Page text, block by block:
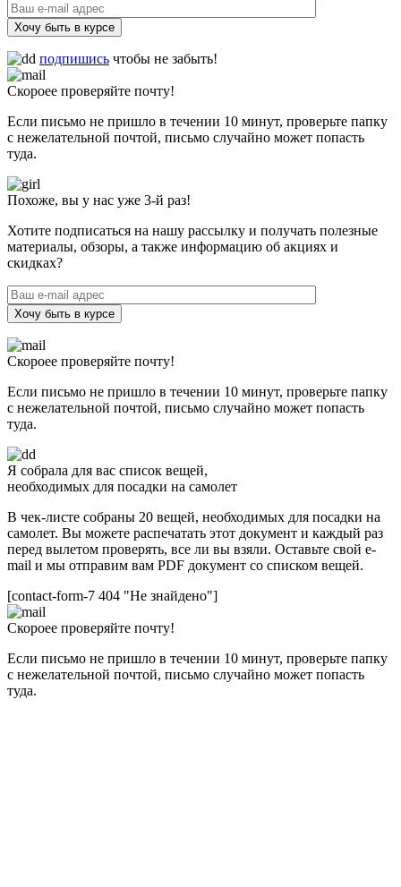
Хочу быть в курсе
подпишись чтобы не забыть!
Скороее проверяйте почту!
Если письмо не пришло в течении 10 минут, проверьте папку
с нежелательной почтой, письмо случайно может попасть
туда.
Похоже, вы у нас уже 3-й раз!
Хотите подписаться на нашу рассылку и получать полезные
материалы, обзоры, а также информацию об акциях и
скидках?
Хочу быть в курсе
Скороее проверяйте почту!
Если письмо не пришло в течении 10 минут, проверьте папку
с нежелательной почтой, письмо случайно может попасть
туда.
Я собрала для вас список вещей,
необходимых для посадки на самолет
В чек-листе собраны 20 вещей, необходимых для посадки на
самолет. Вы можете распечатать этот документ и каждый раз
перед вылетом проверять, все ли вы взяли. Оставьте свой e-
mail и мы отправим вам PDF документ со списком вещей.
[contact-form-7 404 "Не знайдено"]
Скороее проверяйте почту!
Если письмо не пришло в течении 10 минут, проверьте папку
с нежелательной почтой, письмо случайно может попасть
туда.